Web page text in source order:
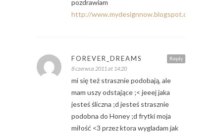
pozdrawiam
http://www.mydesignnow.blogspot.com
Reply
FOREVER_DREAMS
8 czerwca 2011 at 14:20
mi się też strasznie podobają, ale
mam uszy odstające ;< jeeej jaka
jesteś śliczna ;d jesteś strasznie
podobna do Honey ;d frytki moja
miłość <3 przez ktora wygladam jak